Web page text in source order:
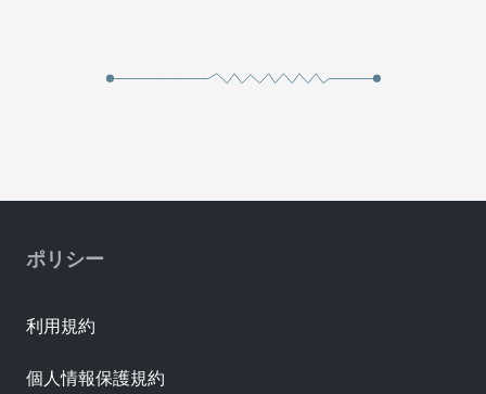
ポリシー
利用規約
個人情報保護規約